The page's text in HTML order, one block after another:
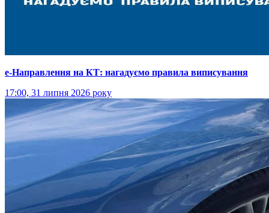
е-Направлення на КТ: нагадуємо правила виписування
17:00, 31 липня 2026 року